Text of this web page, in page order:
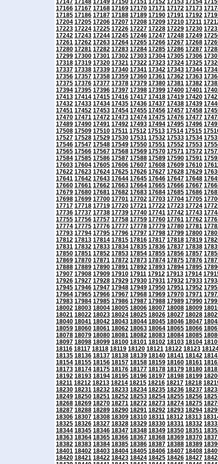
17147 17148 17149 17150 17151 17152 17153 17154
17166 17167 17168 17169 17170 17171 17172 17173
17185 17186 17187 17188 17189 17190 17191 17192
17204 17205 17206 17207 17208 17209 17210 17211
17223 17224 17225 17226 17227 17228 17229 17230
17242 17243 17244 17245 17246 17247 17248 17249
17261 17262 17263 17264 17265 17266 17267 17268
17280 17281 17282 17283 17284 17285 17286 17287
17299 17300 17301 17302 17303 17304 17305 17306
17318 17319 17320 17321 17322 17323 17324 17325
17337 17338 17339 17340 17341 17342 17343 17344
17356 17357 17358 17359 17360 17361 17362 17363
17375 17376 17377 17378 17379 17380 17381 17382
17394 17395 17396 17397 17398 17399 17400 17401
17413 17414 17415 17416 17417 17418 17419 17420
17432 17433 17434 17435 17436 17437 17438 17439
17451 17452 17453 17454 17455 17456 17457 17458
17470 17471 17472 17473 17474 17475 17476 17477
17489 17490 17491 17492 17493 17494 17495 17496
17508 17509 17510 17511 17512 17513 17514 17515
17527 17528 17529 17530 17531 17532 17533 17534
17546 17547 17548 17549 17550 17551 17552 17553
17565 17566 17567 17568 17569 17570 17571 17572
17584 17585 17586 17587 17588 17589 17590 17591
17603 17604 17605 17606 17607 17608 17609 17610
17622 17623 17624 17625 17626 17627 17628 17629
17641 17642 17643 17644 17645 17646 17647 17648
17660 17661 17662 17663 17664 17665 17666 17667
17679 17680 17681 17682 17683 17684 17685 17686
17698 17699 17700 17701 17702 17703 17704 17705
17717 17718 17719 17720 17721 17722 17723 17724
17736 17737 17738 17739 17740 17741 17742 17743
17755 17756 17757 17758 17759 17760 17761 17762
17774 17775 17776 17777 17778 17779 17780 17781
17793 17794 17795 17796 17797 17798 17799 17800
17812 17813 17814 17815 17816 17817 17818 17819
17831 17832 17833 17834 17835 17836 17837 17838
17850 17851 17852 17853 17854 17855 17856 17857
17869 17870 17871 17872 17873 17874 17875 17876
17888 17889 17890 17891 17892 17893 17894 17895
17907 17908 17909 17910 17911 17912 17913 17914
17926 17927 17928 17929 17930 17931 17932 17933
17945 17946 17947 17948 17949 17950 17951 17952
17964 17965 17966 17967 17968 17969 17970 17971
17983 17984 17985 17986 17987 17988 17989 17990
18002 18003 18004 18005 18006 18007 18008 18009
18021 18022 18023 18024 18025 18026 18027 18028
18040 18041 18042 18043 18044 18045 18046 18047
18059 18060 18061 18062 18063 18064 18065 18066
18078 18079 18080 18081 18082 18083 18084 18085
18097 18098 18099 18100 18101 18102 18103 18104
18116 18117 18118 18119 18120 18121 18122 18123
18135 18136 18137 18138 18139 18140 18141 18142
18154 18155 18156 18157 18158 18159 18160 18161
18173 18174 18175 18176 18177 18178 18179 18180
18192 18193 18194 18195 18196 18197 18198 18199
18211 18212 18213 18214 18215 18216 18217 18218
18230 18231 18232 18233 18234 18235 18236 18237
18249 18250 18251 18252 18253 18254 18255 18256
18268 18269 18270 18271 18272 18273 18274 18275
18287 18288 18289 18290 18291 18292 18293 18294
18306 18307 18308 18309 18310 18311 18312 18313
18325 18326 18327 18328 18329 18330 18331 18332
18344 18345 18346 18347 18348 18349 18350 18351
18363 18364 18365 18366 18367 18368 18369 18370
18382 18383 18384 18385 18386 18387 18388 18389
18401 18402 18403 18404 18405 18406 18407 18408
18420 18421 18422 18423 18424 18425 18426 18427